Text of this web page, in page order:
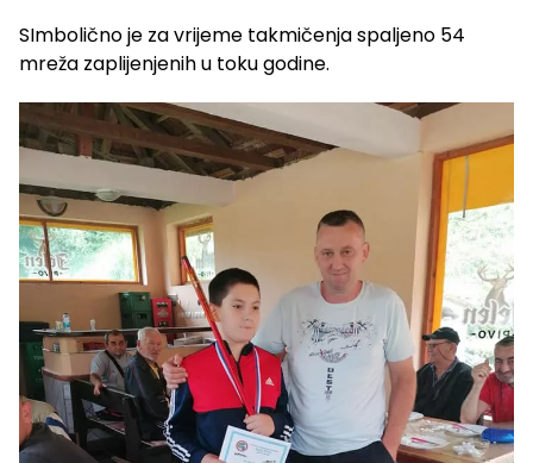
SImbolično je za vrijeme takmičenja spaljeno 54
mreža zaplijenjenih u toku godine.